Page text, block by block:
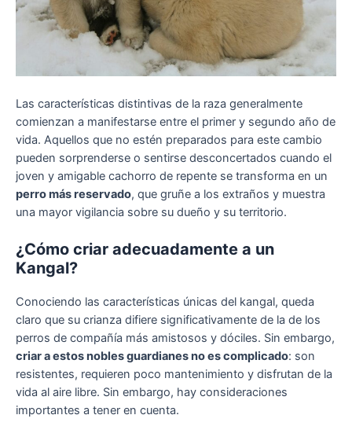
Las características distintivas de la raza generalmente
comienzan a manifestarse entre el primer y segundo año de
vida. Aquellos que no estén preparados para este cambio
pueden sorprenderse o sentirse desconcertados cuando el
joven y amigable cachorro de repente se transforma en un
perro más reservado, que gruñe a los extraños y muestra
una mayor vigilancia sobre su dueño y su territorio.
¿Cómo criar adecuadamente a un
Kangal?
Conociendo las características únicas del kangal, queda
claro que su crianza difiere significativamente de la de los
perros de compañía más amistosos y dóciles. Sin embargo,
criar a estos nobles guardianes no es complicado: son
resistentes, requieren poco mantenimiento y disfrutan de la
vida al aire libre. Sin embargo, hay consideraciones
importantes a tener en cuenta.